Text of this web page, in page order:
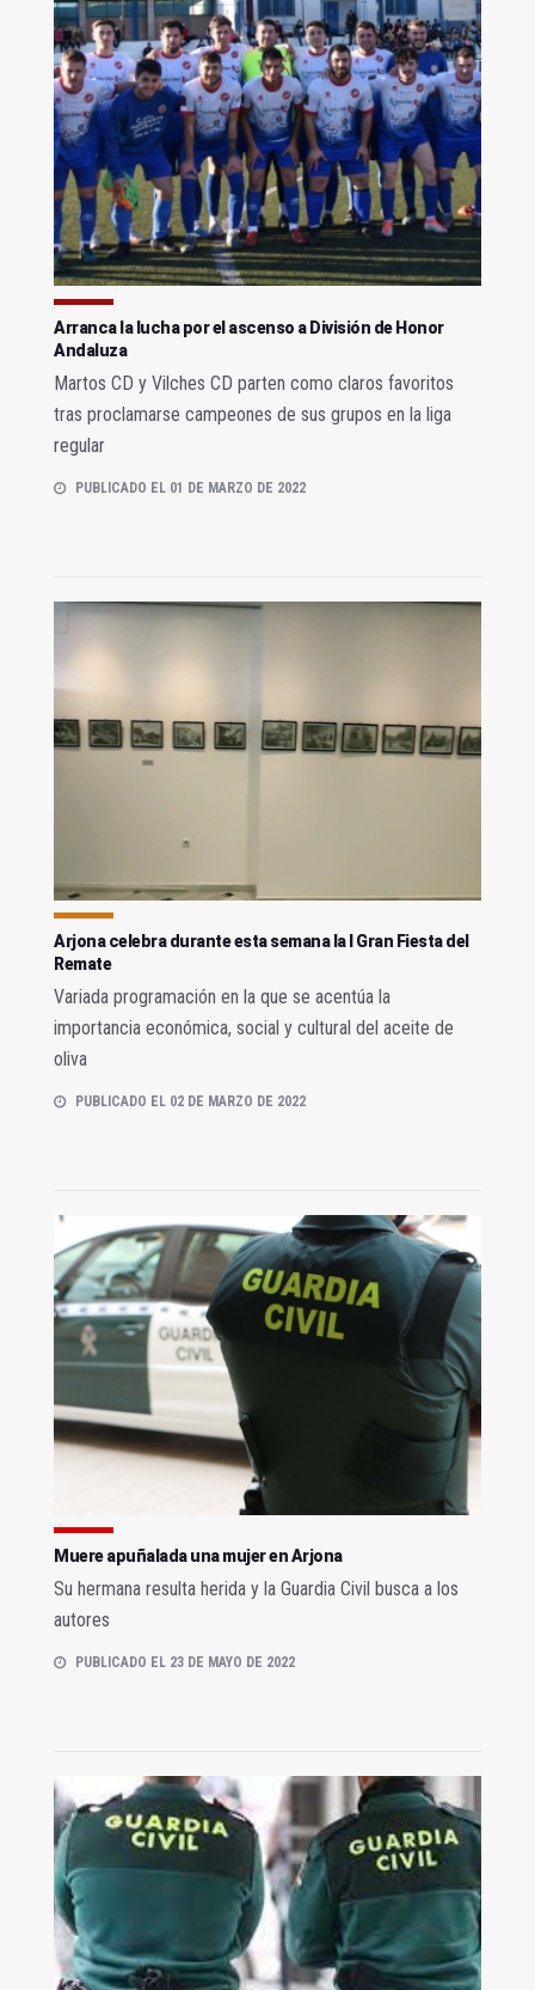
Arranca la lucha por el ascenso a División de Honor
Andaluza
Martos CD y Vilches CD parten como claros favoritos
tras proclamarse campeones de sus grupos en la liga
regular
PUBLICADO EL 01 DE MARZO DE 2022
Arjona celebra durante esta semana la I Gran Fiesta del
Remate
Variada programación en la que se acentúa la
importancia económica, social y cultural del aceite de
oliva
PUBLICADO EL 02 DE MARZO DE 2022
Muere apuñalada una mujer en Arjona
Su hermana resulta herida y la Guardia Civil busca a los
autores
PUBLICADO EL 23 DE MAYO DE 2022